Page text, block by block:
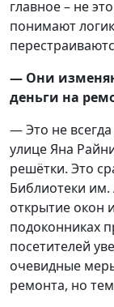
главное – не
понимают
— Они
деньги на
— Это не
улице Яна
решётки. Это
Библиотеки им.
открытие окон
подоконниках
посетителей
очевидные
ремонта, но